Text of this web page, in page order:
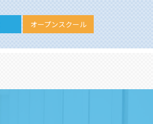
オープンスクール